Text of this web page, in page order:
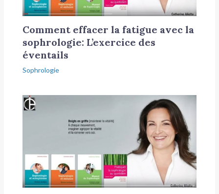
Comment effacer la fatigue avec la
sophrologie: L’exercice des
éventails
Sophrologie